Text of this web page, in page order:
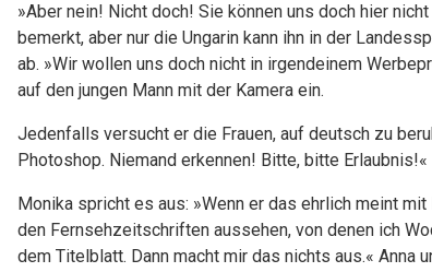
»Aber nein! Nicht doch! Sie können uns doch hier
bemerkt, aber nur die Ungarin kann ihn in der
ab. »Wir wollen uns doch nicht in irgendeinem
auf den jungen Mann mit der Kamera ein.
Jedenfalls versucht er die Frauen, auf deutsch zu
Photoshop. Niemand erkennen! Bitte, bitte Erlaubnis!«
Monika spricht es aus: »Wenn er das ehrlich meint
den Fernsehzeitschriften aussehen, von denen ich
dem Titelblatt. Dann macht mir das nichts aus.« Anna